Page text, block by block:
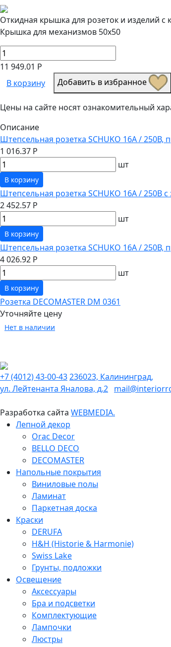
Откидная крышка для розеток и изделий
Крышка для механизмов 50х50
11 949.01 Р
В корзину
Добавить в избранное
Цены на сайте носят ознакомительный
Описание
Штепсельная розетка SCHUKO 16А /
1 016.37 Р
шт
В корзину
Штепсельная розетка SCHUKO 16А /
2 452.57 Р
шт
В корзину
Штепсельная розетка SCHUKO 16А /
4 026.92 Р
шт
В корзину
Розетка DECOMASTER DM 0361
Уточняйте цену
Нет в наличии
+7 (4012) 43-00-43236023, Калининград,
ул. Лейтенанта Яналова, д.2
Разработка сайта WEBMEDIA.
Лепной декор
Orac Decor
BELLO DECO
DECOMASTER
Напольные покрытия
Виниловые полы
Ламинат
Паркетная доска
Краски
DERUFA
H&H (Historie & Harmonie)
Swiss Lake
Грунты, подложки
Освещение
Аксессуары
Бра и подсветки
Комплектующие
Лампочки
Люстры